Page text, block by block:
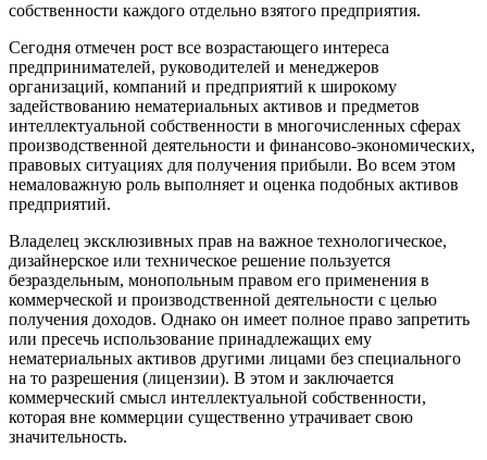
собственности каждого отдельно взятого предприятия.
Сегодня отмечен рост все возрастающего интереса
предпринимателей, руководителей и менеджеров
организаций, компаний и предприятий к широкому
задействованию нематериальных активов и предметов
интеллектуальной собственности в многочисленных сферах
производственной деятельности и финансово-экономических,
правовых ситуациях для получения прибыли. Во всем этом
немаловажную роль выполняет и оценка подобных активов
предприятий.
Владелец эксклюзивных прав на важное технологическое,
дизайнерское или техническое решение пользуется
безраздельным, монопольным правом его применения в
коммерческой и производственной деятельности с целью
получения доходов. Однако он имеет полное право запретить
или пресечь использование принадлежащих ему
нематериальных активов другими лицами без специального
на то разрешения (лицензии). В этом и заключается
коммерческий смысл интеллектуальной собственности,
которая вне коммерции существенно утрачивает свою
значительность.